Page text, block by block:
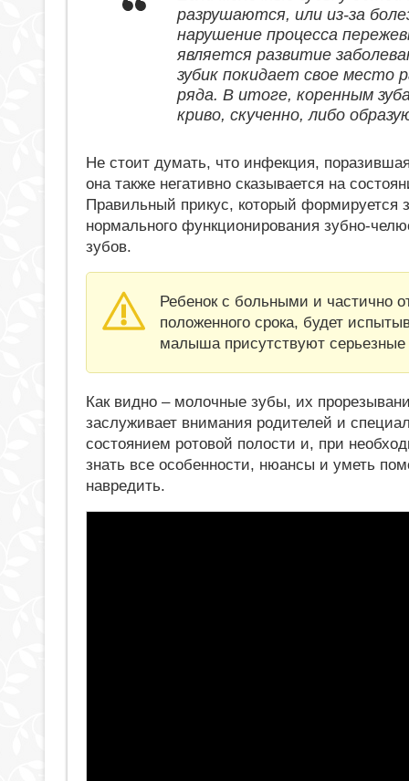
разрушаются, или из-за
нарушение процесса
является развитие
зубик покидает свое место
ряда. В итоге, коренным
криво, скученно, либо
Не стоит думать, что инфекция,
она также негативно сказывается на
Правильный прикус, который формируется
нормального функционирования зубно-
зубов.
Ребенок с больными и частично
положенного срока, будет
малыша присутствуют
Как видно – молочные зубы, их
заслуживает внимания родителей и
состоянием ротовой полости и, при
знать все особенности, нюансы и уметь
навредить.